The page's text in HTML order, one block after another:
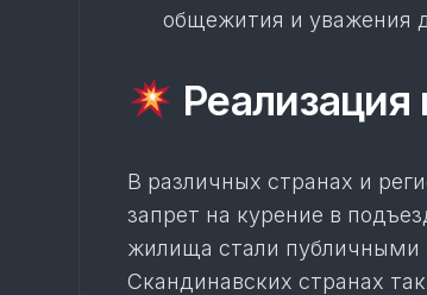
общежития и уважения
Реализация
В различных странах и
запрет на курение в
жилища стали публичными
Скандинавских странах